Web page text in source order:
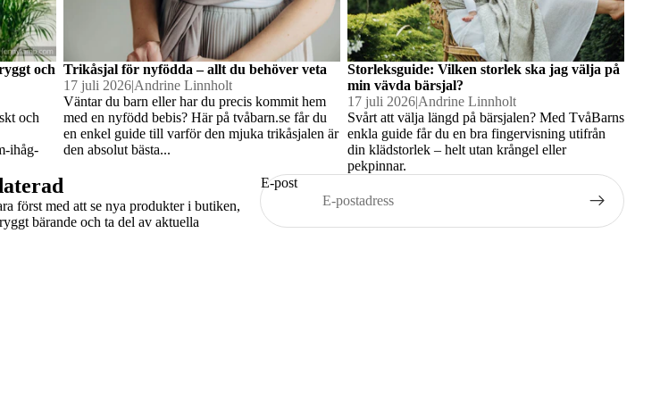
och
och
ihåg-
Trikåsjal för nyfödda – allt du behöver veta
17 juli 2026|Andrine Linnholt
Väntar du barn eller har du precis kommit hem
med en nyfödd bebis? Här på tvåbarn.se får du
en enkel guide till varför den mjuka trikåsjalen är
den absolut bästa...
Storleksguide: Vilken storlek ska jag välja på
min vävda bärsjal?
17 juli 2026|Andrine Linnholt
Svårt att välja längd på bärsjalen? Med TvåBarns
enkla guide får du en bra fingervisning utifrån
din klädstorlek – helt utan krångel eller
pekpinnar.
först med att se nya produkter i butiken,
bärande och ta del av aktuella
E-post
Integritetspolicy